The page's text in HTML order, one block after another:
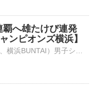
へ雄たけび連発
ンピオンズ横浜】